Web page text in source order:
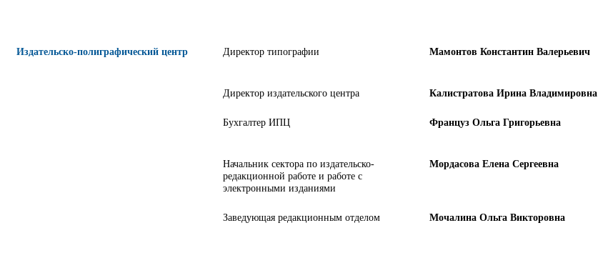
Издательско-полиграфический центр Директор типографии Мамонтов Константин Валерьевич
Директор издательского центра Калистратова Ирина Владимировна
Бухгалтер ИПЦ Француз Ольга Григорьевна
Начальник сектора по издательско-
редакционной работе и работе с
электронными изданиями
Мордасова Елена Сергеевна
Заведующая редакционным отделом Мочалина Ольга Викторовна